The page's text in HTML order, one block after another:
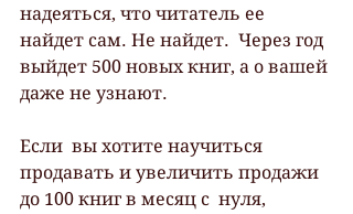
надеяться, что читатель ее
найдет сам. Не найдет.  Через год
выйдет 500 новых книг, а о вашей
даже не узнают.
Если  вы хотите научиться
продавать и увеличить продажи
до 100 книг в месяц с  нуля,